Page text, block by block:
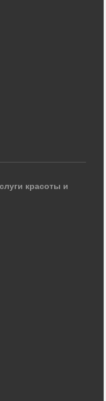
красоты и